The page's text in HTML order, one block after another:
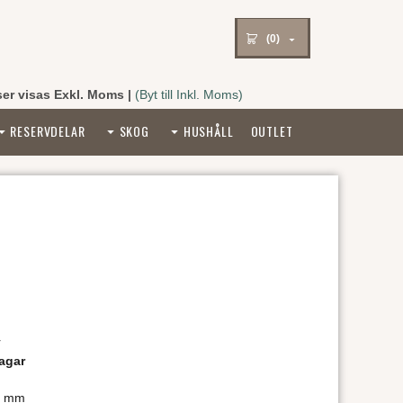
(0)
visas Exkl. Moms | (Byt till Inkl. Moms)
RESERVDELAR SKOG HUSHÅLL OUTLET